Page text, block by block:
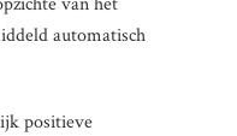
automatisch
positieve